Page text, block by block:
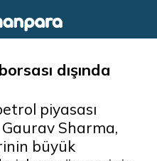
dışında
piyasası
Sharma,
büyük